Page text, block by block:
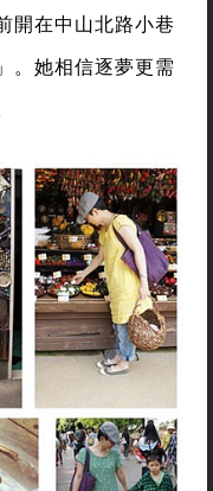
開在中山北路小巷
。她相信逐夢更需